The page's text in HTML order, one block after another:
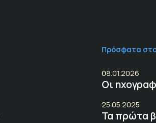
Πρόσφατα
08.01.2026
Οι
25.05.2025
Τα πρώτα